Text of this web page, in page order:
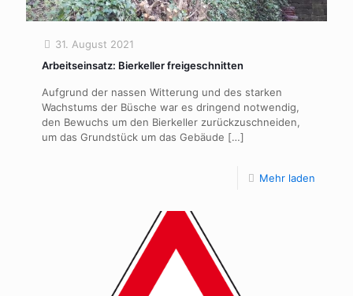
31. August 2021
Arbeitseinsatz: Bierkeller freigeschnitten
Aufgrund der nassen Witterung und des starken
Wachstums der Büsche war es dringend notwendig,
den Bewuchs um den Bierkeller zurückzuschneiden,
um das Grundstück um das Gebäude […]
Mehr laden